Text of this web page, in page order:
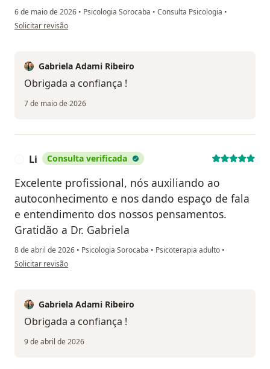
6 de maio de 2026 • Psicologia Sorocaba • Consulta Psicologia •
na opinião do utilizador Marielle.lagatta
Solicitar revisão
Gabriela Adami Ribeiro
Obrigada a confiança !
7 de maio de 2026
Li Consulta verificada
Excelente profissional, nós auxiliando ao
autoconhecimento e nos dando espaço de fala
e entendimento dos nossos pensamentos.
Gratidão a Dr. Gabriela
8 de abril de 2026 • Psicologia Sorocaba • Psicoterapia adulto •
na opinião do utilizador Li
Solicitar revisão
Gabriela Adami Ribeiro
Obrigada a confiança !
9 de abril de 2026